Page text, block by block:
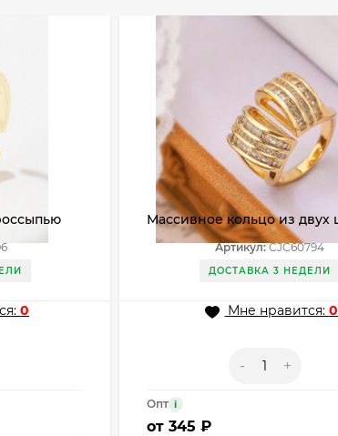
0
Массивное кольцо из двух
дорожками фианитов
Артикул:CJC60794
ДОСТАВКА 3 НЕДЕЛИ
Мне нравится:0
- +
Опт i
от345 ₽